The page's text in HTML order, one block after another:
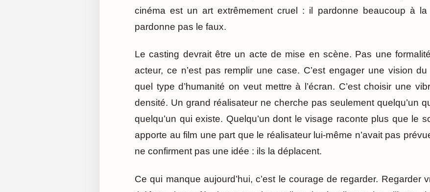
cinéma est un art extrêmement cruel : il pardonne beaucoup à
pardonne pas le faux.
Le casting devrait être un acte de mise en scène. Pas une
acteur, ce n’est pas remplir une case. C’est engager une vision du
quel type d’humanité on veut mettre à l’écran. C’est choisir une
densité. Un grand réalisateur ne cherche pas seulement quelqu’un
quelqu’un qui existe. Quelqu’un dont le visage raconte plus que le
apporte au film une part que le réalisateur lui-même n’avait pas
ne confirment pas une idée : ils la déplacent.
Ce qui manque aujourd’hui, c’est le courage de regarder. Regarder